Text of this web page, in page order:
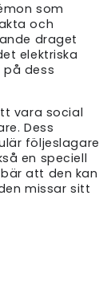
som
och
draget
elektriska
dess
vara social
Dess
följeslagare
en speciell
att den kan
missar sitt